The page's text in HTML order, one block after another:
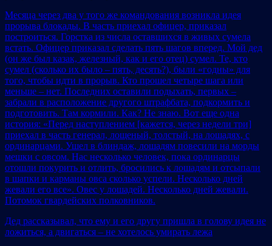
Месяца через два у того же командования возникла идея
прорыва блокады. В часть приехал офицер, приказал
построиться. Горстка из числа оставшихся в живых сумела
встать. Офицер приказал сделать пять шагов вперед. Мой дед
(он же был казак, железный, как и его отец) сумел. Те, кто
сумел (сколько их было – пять, десять?), были «годны» для
того, чтобы идти в прорыв. Кто прошел четыре шага или
меньше – нет. Последних оставили подыхать, первых –
забрали в расположение другого штрафбата, подкормить и
подготовить. Там кормили. Как? Не знаю. Вот еще одна
история: «Перед наступлением [кажется, через недели три]
приехал в часть генерал, лощеный, толстый, на лошадях, с
ординарцами. Ушел в блиндаж, лошадям повесили на морды
мешки с овсом. Нас несколько человек, пока ординарцы
отошли покурить и отлить, бросились к лошадям и отсыпали
в шапки и карманы овса сколько успели. Несколько дней
жевали его все». Овес у лошадей. Несколько дней жевали.
Потомок гвардейских полковников.
Дед рассказывал, что ему и его другу пришла в голову идея не
ложиться, а двигаться – не хотелось умирать лежа